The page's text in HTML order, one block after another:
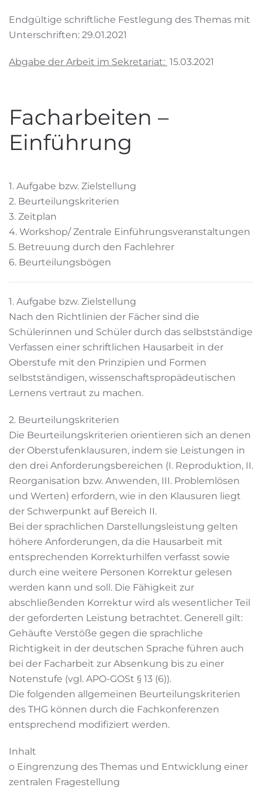
Endgültige schriftliche Festlegung des Themas mit
Unterschriften: 29.01.2021
Abgabe der Arbeit im Sekretariat: 15.03.2021
Facharbeiten –
Einführung
1. Aufgabe bzw. Zielstellung
2. Beurteilungskriterien
3. Zeitplan
4. Workshop/ Zentrale Einführungsveranstaltungen
5. Betreuung durch den Fachlehrer
6. Beurteilungsbögen
1. Aufgabe bzw. Zielstellung
Nach den Richtlinien der Fächer sind die
Schülerinnen und Schüler durch das selbstständige
Verfassen einer schriftlichen Hausarbeit in der
Oberstufe mit den Prinzipien und Formen
selbstständigen, wissenschaftspropädeutischen
Lernens vertraut zu machen.
2. Beurteilungskriterien
Die Beurteilungskriterien orientieren sich an denen
der Oberstufenklausuren, indem sie Leistungen in
den drei Anforderungsbereichen (I. Reproduktion, II.
Reorganisation bzw. Anwenden, III. Problemlösen
und Werten) erfordern, wie in den Klausuren liegt
der Schwerpunkt auf Bereich II.
Bei der sprachlichen Darstellungsleistung gelten
höhere Anforderungen, da die Hausarbeit mit
entsprechenden Korrekturhilfen verfasst sowie
durch eine weitere Personen Korrektur gelesen
werden kann und soll. Die Fähigkeit zur
abschließenden Korrektur wird als wesentlicher Teil
der geforderten Leistung betrachtet. Generell gilt:
Gehäufte Verstöße gegen die sprachliche
Richtigkeit in der deutschen Sprache führen auch
bei der Facharbeit zur Absenkung bis zu einer
Notenstufe (vgl. APO-GOSt § 13 (6)).
Die folgenden allgemeinen Beurteilungskriterien
des THG können durch die Fachkonferenzen
entsprechend modifiziert werden.
Inhalt
o Eingrenzung des Themas und Entwicklung einer
zentralen Fragestellung